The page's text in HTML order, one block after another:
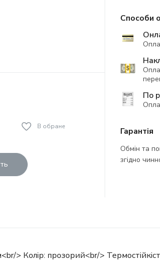
В обране
Способи
По
Гарантія
Обмін та
згідно
> Колір: прозорий<br/>